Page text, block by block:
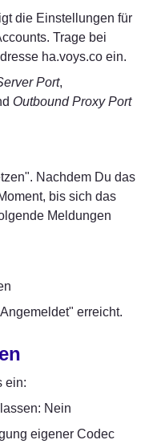
die Einstellungen für
Trage bei
ha.voys.co ein.
Port
Outbound Proxy Port
Nachdem Du das
bis sich das
Meldungen
erreicht.
ein:
Nein
eigener Codec